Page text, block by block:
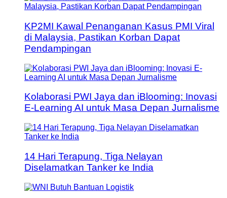
KP2MI Kawal Penanganan Kasus PMI Viral
di Malaysia, Pastikan Korban Dapat
Pendampingan
Kolaborasi PWI Jaya dan iBlooming: Inovasi
E-Learning AI untuk Masa Depan Jurnalisme
14 Hari Terapung, Tiga Nelayan
Diselamatkan Tanker ke India